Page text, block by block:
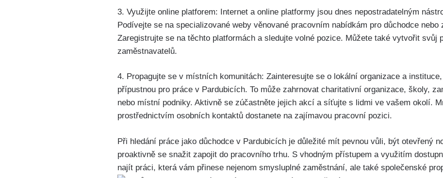
3. Využijte online platforem: Internet a online platformy jsou dnes nepostradatelným
Podívejte se na specializované weby věnované pracovním nabídkám pro důchodce nebo
Zaregistrujte se na těchto platformách a sledujte volné pozice. Můžete také vytvořit svůj
zaměstnavatelů.
4. Propagujte se v místních komunitách: Zainteresujte se o lokální organizace a
přípustnou pro práce v Pardubicích. To může zahrnovat charitativní organizace, školy,
nebo místní podniky. Aktivně se zúčastněte jejich akcí a síťujte s lidmi ve vašem okolí.
prostřednictvím osobních kontaktů dostanete na zajímavou pracovní pozici.
Při hledání práce jako důchodce v Pardubicích je důležité mít pevnou vůli, být otevřený
proaktivně se snažit zapojit do pracovního trhu. S vhodným přístupem a využitím
najít práci, která vám přinese nejenom smysluplné zaměstnání, ale také společenské